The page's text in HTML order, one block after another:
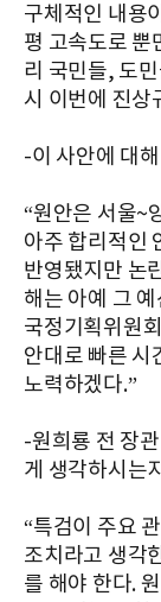
구체적인 내용
평 고속도로 뿐
리 국민들, 도
시 이번에 진상
-이 사안에 대
“원안은 서울~
아주 합리적인
반영됐지만 논
해는 아예 그
국정기획위원
안대로 빠른 시
노력하겠다.”
-원희룡 전 장
게 생각하시는지
“특검이 주요
조치라고 생각
를 해야 한다.